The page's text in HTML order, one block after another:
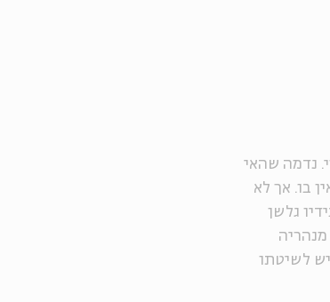
נדמה שהאי
בו. אך לא
גלשן
לשיטתו